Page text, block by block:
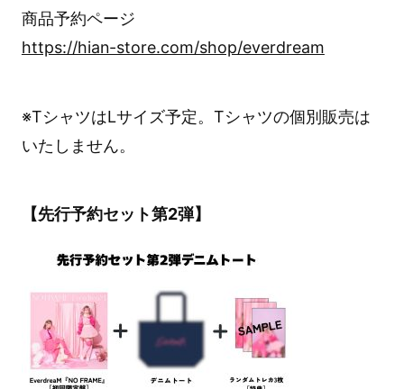
商品予約ページ
https://hian-store.com/shop/everdream
※TシャツはLサイズ予定。Tシャツの個別販売は
いたしません。
【先行予約セット第2弾】